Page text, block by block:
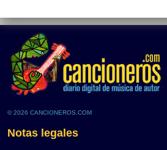
© 2026 CANCIONEROS.COM
Notas legales